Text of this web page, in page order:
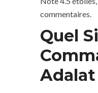
commentaires.
Quel
Adalat